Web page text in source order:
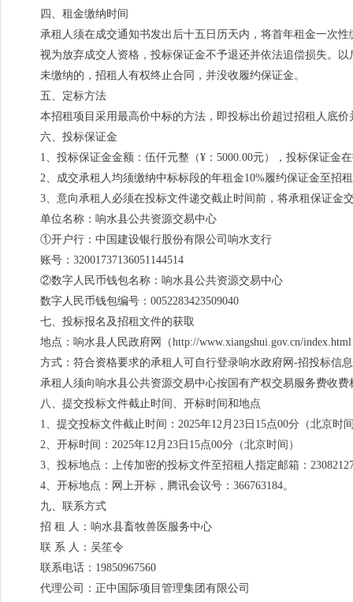
四、租金缴纳时间
承租人须在成交通知书发出后十五日历天内，将首年租金一次
视为放弃成交人资格，投标保证金不予退还并依法追偿损失。
未缴纳的，招租人有权终止合同，并没收履约保证金。
五、定标方法
本招租项目采用最高价中标的方法，即投标出价超过招租人底
六、投标保证金
1、投标保证金金额：伍仟元整（¥：5000.00元），投标保证金
2、成交承租人均须缴纳中标标段的年租金10%履约保证金至招
3、意向承租人必须在投标文件递交截止时间前，将承租保证金
单位名称：响水县公共资源交易中心
①开户行：中国建设银行股份有限公司响水支行
账号：32001737136051144514
②数字人民币钱包名称：响水县公共资源交易中心
数字人民币钱包编号：0052283423509040
七、投标报名及招租文件的获取
地点：响水县人民政府网（http://www.xiangshui.gov.cn/
方式：符合资格要求的承租人可自行登录响水政府网-招投标信
承租人须向响水县公共资源交易中心按国有产权交易服务费收
八、提交投标文件截止时间、开标时间和地点
1、提交投标文件截止时间：2025年12月23日15点00分（北京时
2、开标时间：2025年12月23日15点00分（北京时间）
3、投标地点：上传加密的投标文件至招租人指定邮箱：
4、开标地点：网上开标，腾讯会议号：366763184。
九、联系方式
招 租 人：响水县畜牧兽医服务中心
联 系 人：吴笙令
联系电话：19850967560
代理公司：正中国际项目管理集团有限公司